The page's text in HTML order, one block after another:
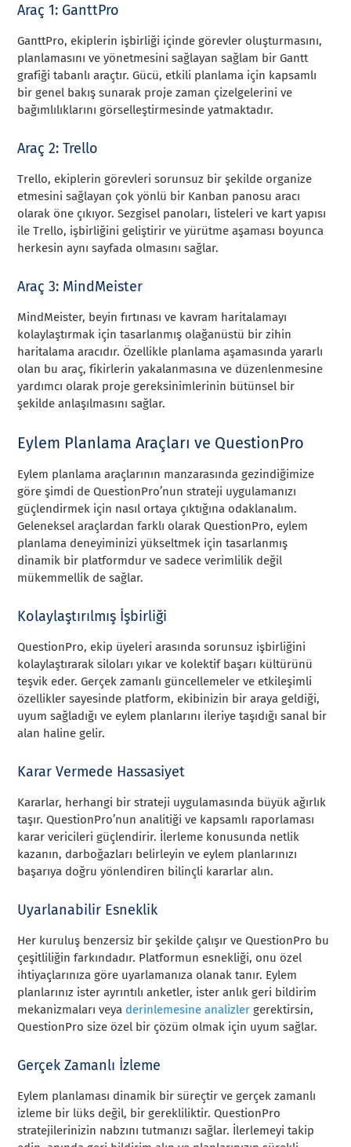
Araç 1: GanttPro
GanttPro, ekiplerin işbirliği içinde görevler oluşturmasını,
planlamasını ve yönetmesini sağlayan sağlam bir Gantt
grafiği tabanlı araçtır. Gücü, etkili planlama için kapsamlı
bir genel bakış sunarak proje zaman çizelgelerini ve
bağımlılıklarını görselleştirmesinde yatmaktadır.
Araç 2: Trello
Trello, ekiplerin görevleri sorunsuz bir şekilde organize
etmesini sağlayan çok yönlü bir Kanban panosu aracı
olarak öne çıkıyor. Sezgisel panoları, listeleri ve kart yapısı
ile Trello, işbirliğini geliştirir ve yürütme aşaması boyunca
herkesin aynı sayfada olmasını sağlar.
Araç 3: MindMeister
MindMeister, beyin fırtınası ve kavram haritalamayı
kolaylaştırmak için tasarlanmış olağanüstü bir zihin
haritalama aracıdır. Özellikle planlama aşamasında yararlı
olan bu araç, fikirlerin yakalanmasına ve düzenlenmesine
yardımcı olarak proje gereksinimlerinin bütünsel bir
şekilde anlaşılmasını sağlar.
Eylem Planlama Araçları ve QuestionPro
Eylem planlama araçlarının manzarasında gezindiğimize
göre şimdi de QuestionPro’nun strateji uygulamanızı
güçlendirmek için nasıl ortaya çıktığına odaklanalım.
Geleneksel araçlardan farklı olarak QuestionPro, eylem
planlama deneyiminizi yükseltmek için tasarlanmış
dinamik bir platformdur ve sadece verimlilik değil
mükemmellik de sağlar.
Kolaylaştırılmış İşbirliği
QuestionPro, ekip üyeleri arasında sorunsuz işbirliğini
kolaylaştırarak siloları yıkar ve kolektif başarı kültürünü
teşvik eder. Gerçek zamanlı güncellemeler ve etkileşimli
özellikler sayesinde platform, ekibinizin bir araya geldiği,
uyum sağladığı ve eylem planlarını ileriye taşıdığı sanal bir
alan haline gelir.
Karar Vermede Hassasiyet
Kararlar, herhangi bir strateji uygulamasında büyük ağırlık
taşır. QuestionPro’nun analitiği ve kapsamlı raporlaması
karar vericileri güçlendirir. İlerleme konusunda netlik
kazanın, darboğazları belirleyin ve eylem planlarınızı
başarıya doğru yönlendiren bilinçli kararlar alın.
Uyarlanabilir Esneklik
Her kuruluş benzersiz bir şekilde çalışır ve QuestionPro bu
çeşitliliğin farkındadır. Platformun esnekliği, onu özel
ihtiyaçlarınıza göre uyarlamanıza olanak tanır. Eylem
planlarınız ister ayrıntılı anketler, ister anlık geri bildirim
mekanizmaları veya derinlemesine analizler gerektirsin,
QuestionPro size özel bir çözüm olmak için uyum sağlar.
Gerçek Zamanlı İzleme
Eylem planlaması dinamik bir süreçtir ve gerçek zamanlı
izleme bir lüks değil, bir gerekliliktir. QuestionPro
stratejilerinizin nabzını tutmanızı sağlar. İlerlemeyi takip